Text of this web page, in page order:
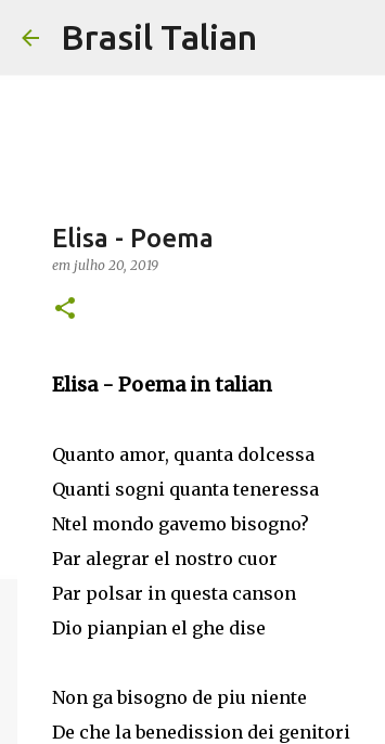
Brasil Talian
Elisa - Poema
em julho 20, 2019
Elisa - Poema in talian
Quanto amor, quanta dolcessa
Quanti sogni quanta teneressa
Ntel mondo gavemo bisogno?
Par alegrar el nostro cuor
Par polsar in questa canson
Dio pianpian el ghe dise
Non ga bisogno de piu niente
De che la benedission dei genitori